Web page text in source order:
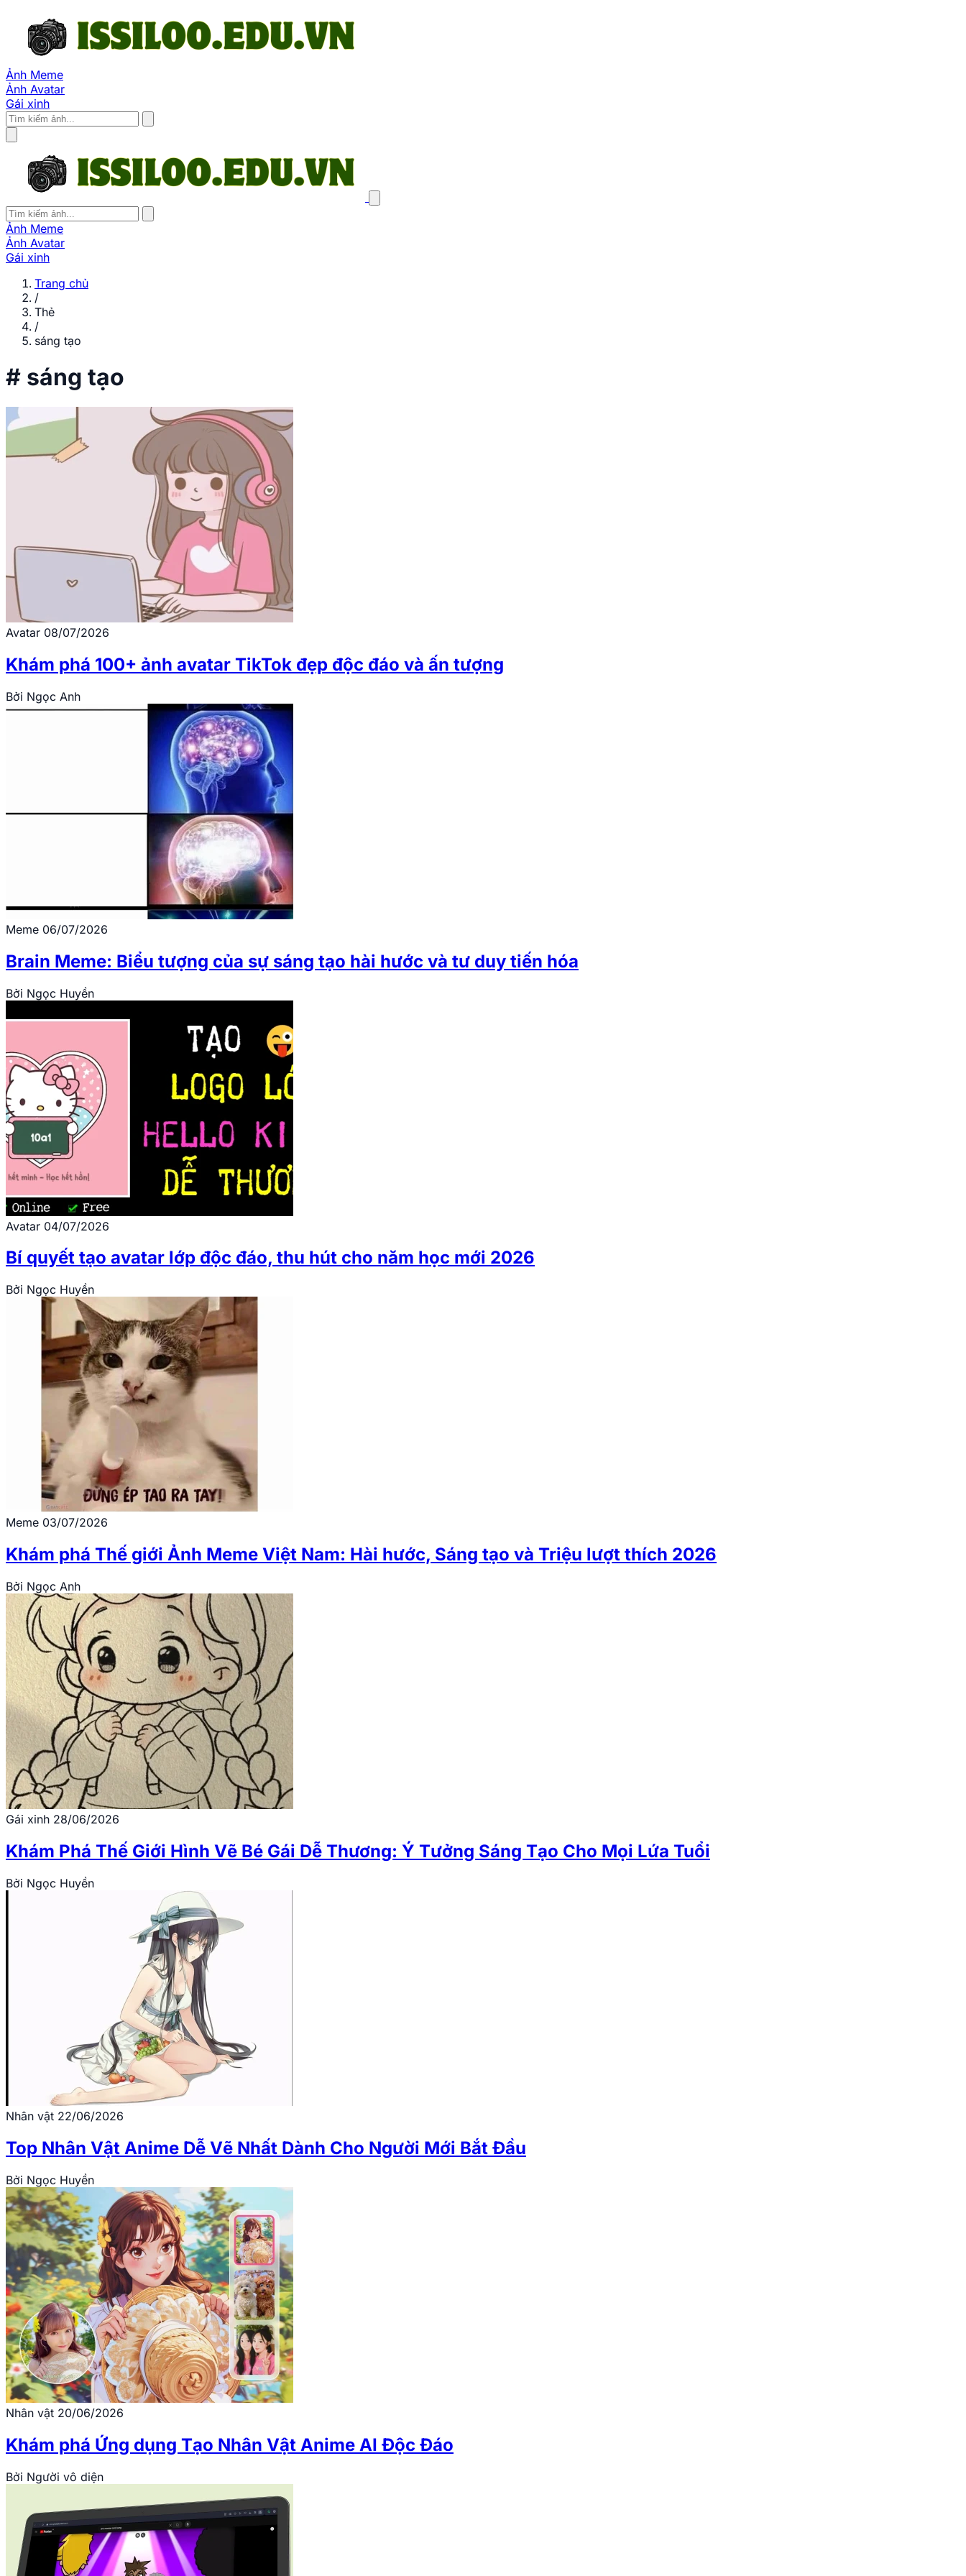
Ảnh Meme
Ảnh Avatar
Gái xinh
Ảnh Meme
Ảnh Avatar
Gái xinh
Trang chủ
/
Thẻ
/
sáng tạo
# sáng tạo
Avatar 08/07/2026
Khám phá 100+ ảnh avatar TikTok đẹp độc đáo và ấn tượng
Bởi Ngọc Anh
Meme 06/07/2026
Brain Meme: Biểu tượng của sự sáng tạo hài hước và tư duy tiến hóa
Bởi Ngọc Huyền
Avatar 04/07/2026
Bí quyết tạo avatar lớp độc đáo, thu hút cho năm học mới 2026
Bởi Ngọc Huyền
Meme 03/07/2026
Khám phá Thế giới Ảnh Meme Việt Nam: Hài hước, Sáng tạo và Triệu lượt thích 2026
Bởi Ngọc Anh
Gái xinh 28/06/2026
Khám Phá Thế Giới Hình Vẽ Bé Gái Dễ Thương: Ý Tưởng Sáng Tạo Cho Mọi Lứa Tuổi
Bởi Ngọc Huyền
Nhân vật 22/06/2026
Top Nhân Vật Anime Dễ Vẽ Nhất Dành Cho Người Mới Bắt Đầu
Bởi Ngọc Huyền
Nhân vật 20/06/2026
Khám phá Ứng dụng Tạo Nhân Vật Anime AI Độc Đáo
Bởi Người vô diện